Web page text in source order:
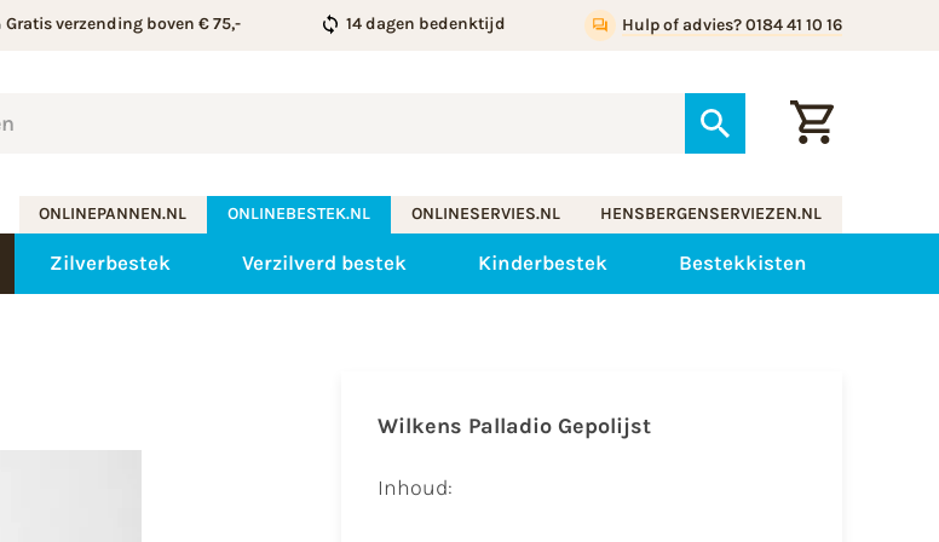
Gratis verzending boven € 75,- 14 dagen bedenktijd Hulp of advies? 0184 41 10 16
ONLINEPANNEN.NL ONLINEBESTEK.NL ONLINESERVIES.NL HENSBERGENSERVIEZEN.NL
Zilverbestek Verzilverd bestek Kinderbestek Bestekkisten
Wilkens Palladio Gepolijst
Inhoud: